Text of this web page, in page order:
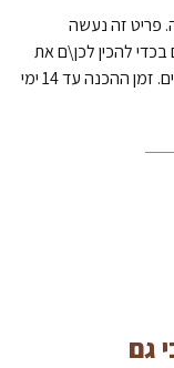
פריט זה נעשה
להכין לכן\ם את
התכשיט במהירות תוך תשומת לב לפרטים הקטנים. זמן ההכנה עד 14 ימי
גם